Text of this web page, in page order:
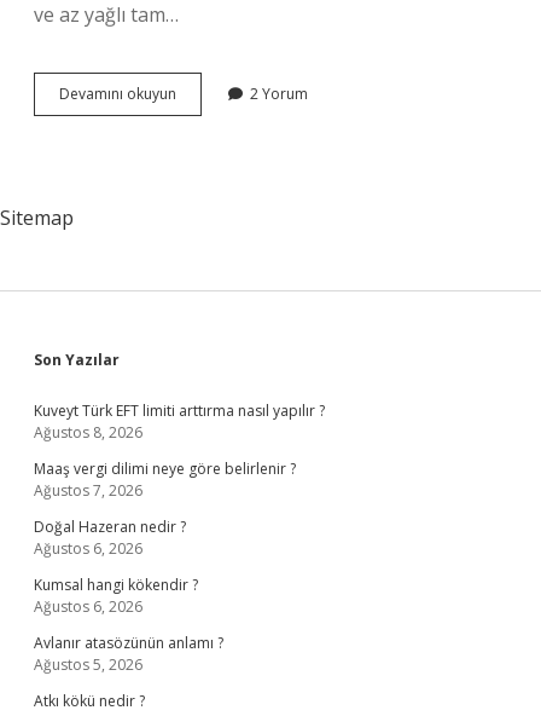
ve az yağlı tam…
Devamını okuyun
Adet
2 Yorum
Sitemap
Sidebar
Son Yazılar
Kuveyt Türk EFT limiti arttırma nasıl yapılır ?
Ağustos 8, 2026
Maaş vergi dilimi neye göre belirlenir ?
Ağustos 7, 2026
Doğal Hazeran nedir ?
Ağustos 6, 2026
Kumsal hangi kökendir ?
Ağustos 6, 2026
Avlanır atasözünün anlamı ?
Ağustos 5, 2026
Atkı kökü nedir ?